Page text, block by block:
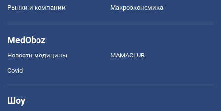
Рынки и компании Mакроэкономика
MedOboz
Новости медицины MAMACLUB
Covid
Шоу